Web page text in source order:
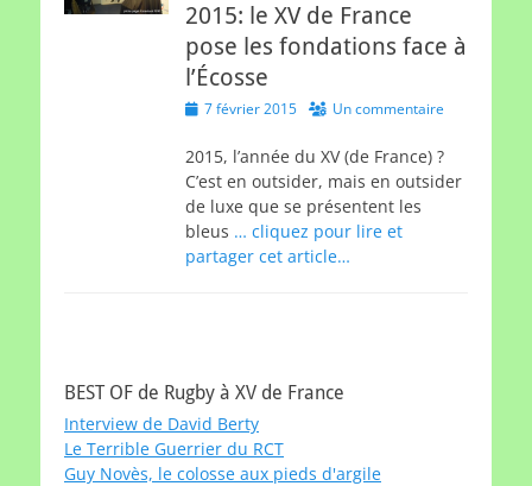
2015: le XV de France
pose les fondations face à
l’Écosse
Posted7 février 2015 Un commentaire
2015, l’année du XV (de France) ?
C’est en outsider, mais en outsider
de luxe que se présentent les
bleus … cliquez pour lire et
partager cet article…
BEST OF de Rugby à XV de France
Interview de David Berty
Le Terrible Guerrier du RCT
Guy Novès, le colosse aux pieds d'argile